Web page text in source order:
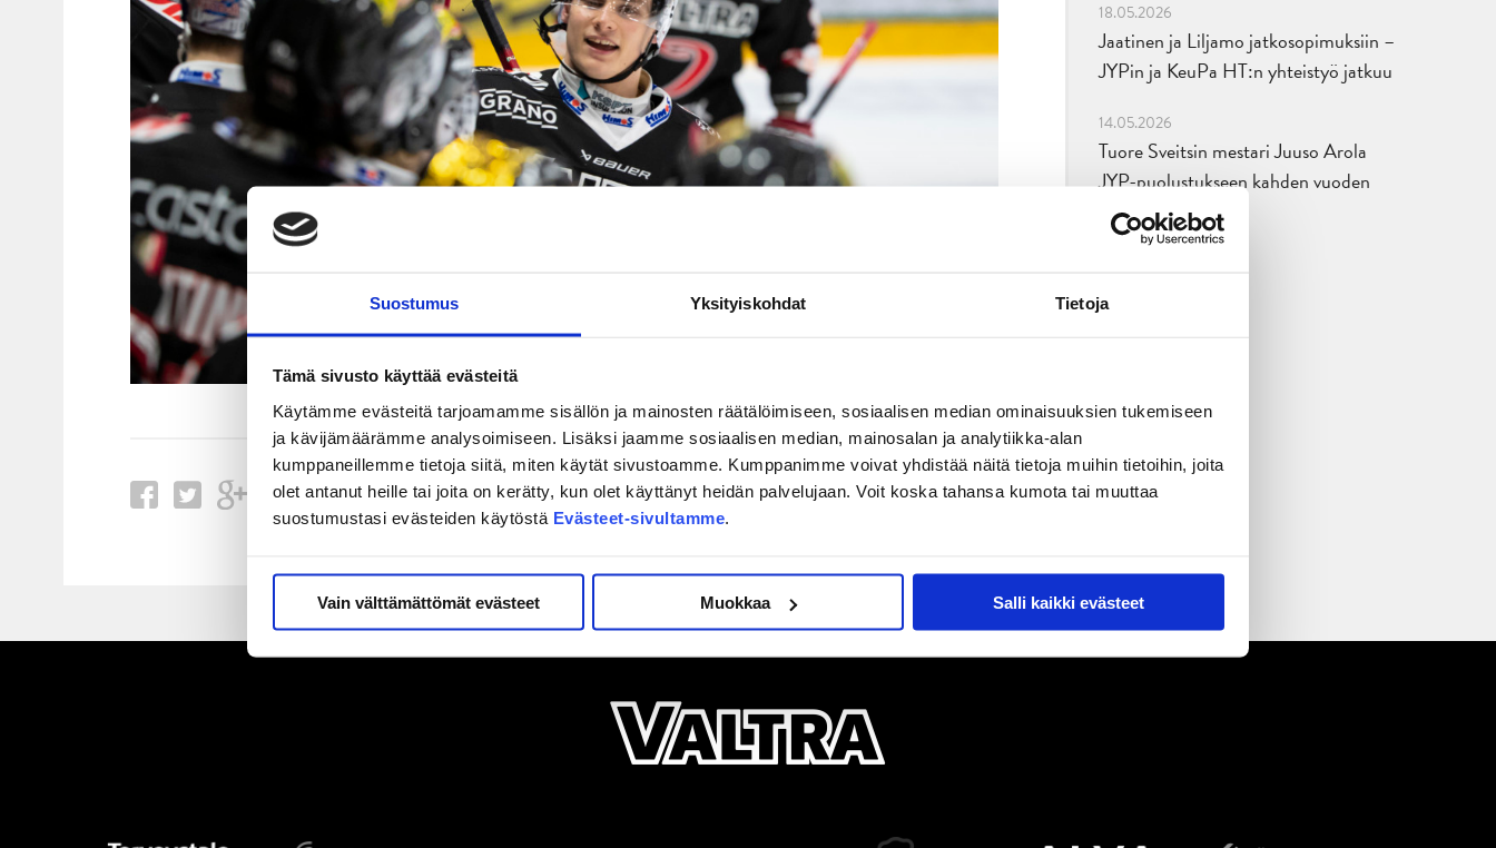
Suostumus Yksityiskohdat Tietoja
Tämä sivusto käyttää evästeitä
Käytämme evästeitä tarjoamamme sisällön ja mainosten räätälöimiseen, sosiaalisen median ominaisuuksien tukemiseen
ja kävijämäärämme analysoimiseen. Lisäksi jaamme sosiaalisen median, mainosalan ja analytiikka-alan
kumppaneillemme tietoja siitä, miten käytät sivustoamme. Kumppanimme voivat yhdistää näitä tietoja muihin tietoihin, joita
olet antanut heille tai joita on kerätty, kun olet käyttänyt heidän palvelujaan. Voit koska tahansa kumota tai muuttaa
suostumustasi evästeiden käytöstä Evästeet-sivultamme.
Vain välttämättömät evästeet Muokkaa Salli kaikki evästeet
18.05.2026
Jaatinen ja Liljamo jatkosopimuksiin –
JYPin ja KeuPa HT:n yhteistyö jatkuu
14.05.2026
Tuore Sveitsin mestari Juuso Arola
JYP-puolustukseen kahden vuoden
sopimuksella